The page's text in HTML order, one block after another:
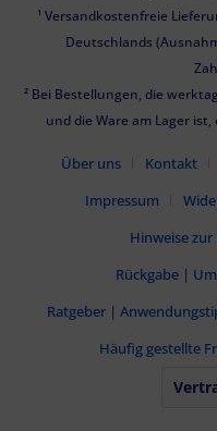
¹ Versandkostenfreie
Deutschlands
² Bei Bestellungen, die
und die Ware am Lager
Über uns Kontakt
Impressum
Hinweise
Rückgabe |
Ratgeber |
Häufig gestellte